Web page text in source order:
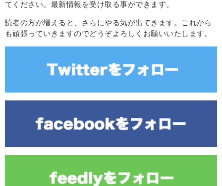
てください。最新情報を受け取る事ができます。
読者の方が増えると、さらにやる気が出てきます。これから
も頑張っていきますのでどうぞよろしくお願いいたします。